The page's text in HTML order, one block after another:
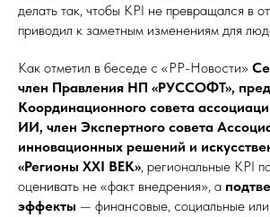
делать так, чтобы KPI не превращался в
приводил к заметным изменениям для
Как отметил в беседе с «РР-Новости»
член Правления НП «РУССОФТ»,
Координационного совета
ИИ, член Экспертного совета
инновационных решений и
«Регионы XXI ВЕК» , региональные KPI
оценивать не «факт внедрения», а
эффекты — финансовые, социальные или